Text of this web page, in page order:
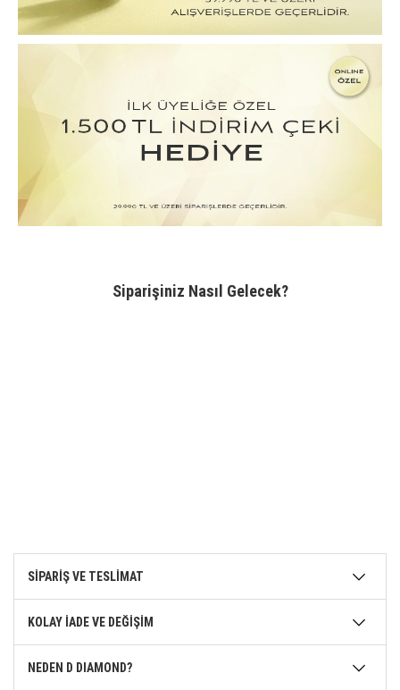
Siparişiniz Nasıl Gelecek?
SİPARİŞ VE TESLİMAT
KOLAY İADE VE DEĞİŞİM
NEDEN D DIAMOND?